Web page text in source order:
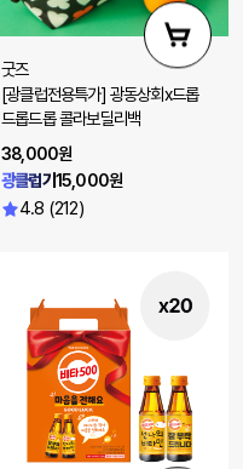
굿즈
[광클럽전용특가] 광동상회x드롭
드롭드롭 콜라보딜리백
38,000원
광클럽가15,000원
4.8 (212)